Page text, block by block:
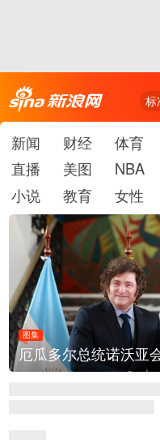
标
新闻 财经 体育
直播
美图 NBA
小说
教育 女性
图集
厄瓜多尔总统诺沃亚